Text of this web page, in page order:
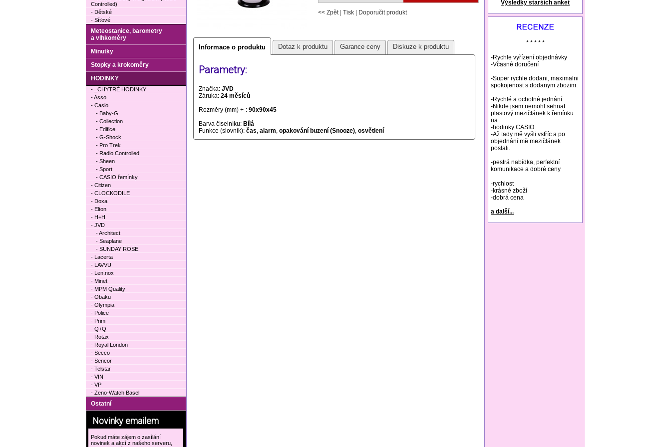
<< Zpět| Tisk Doporučit produkt
Informace o produktu Dotaz k produktu Garance ceny Diskuze k produktu
Parametry:
Značka: JVD
Záruka: 24 měsíců
Rozměry (mm) +-: 90x90x45
Barva číselníku: Bílá
Funkce (slovník): čas, alarm, opakování buzení (Snooze), osvětlení
natural remedies rosacea
Výsledky starších anket
* * * * *
-Rychle vyřízení objednávky
-Včasné doručení
-Super rychle dodani, maximalni
spokojenost s dodanym zbozim.
-Rychlé a ochotné jednání.
-Nikde jsem nemohl sehnat
plastový mezičlánek k řemínku
na
-hodinky CASIO.
-Až tady mě vyšli vstříc a po
objednání mě mezičlánek
poslali.
-pestrá nabídka, perfektní
komunikace a dobré ceny
-rychlost
-krásné zboží
-dobrá cena
a další...
Controlled)
- Dětské
- Síťové
Meteostanice, barometry
a vlhkoměry
Minutky
Stopky a krokoměry
HODINKY
- _CHYTRÉ HODINKY
- Asso
- Casio
- Baby-G
- Collection
- Edifice
- G-Shock
- Pro Trek
- Radio Controlled
- Sheen
- Sport
- CASIO řemínky
- Citizen
- CLOCKODILE
- Doxa
- Elton
- H+H
- JVD
- Architect
- Seaplane
- SUNDAY ROSE
- Lacerta
- LAVVU
- Len.nox
- Minet
- MPM Quality
- Obaku
- Olympia
- Police
- Prim
- Q+Q
- Rotax
- Royal London
- Secco
- Sencor
- Telstar
- VIN
- VP
- Zeno-Watch Basel
Ostatní
Novinky emailem
Pokud máte zájem o zasílání
novinek a akcí z našeho serveru,